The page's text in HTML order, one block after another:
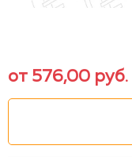
от 576,00 руб.